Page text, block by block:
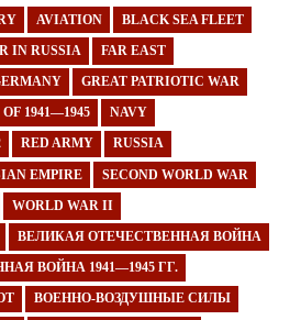
AVIATION BLACK SEA FLEET
IN RUSSIA FAR EAST
GREAT PATRIOTIC WAR
1941—1945 NAVY
RED ARMY RUSSIA
EMPIRE SECOND WORLD WAR
WORLD WAR II
ВЕЛИКАЯ ОТЕЧЕСТВЕННАЯ ВОЙНА
ВОЙНА 1941—1945 ГГ.
ВОЕННО-ВОЗДУШНЫЕ СИЛЫ